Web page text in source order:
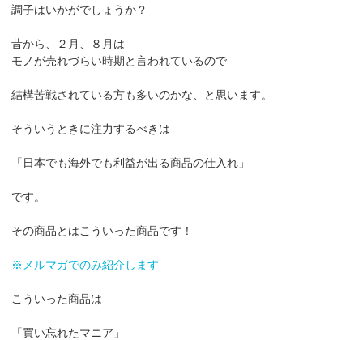
調子はいかがでしょうか？
昔から、２月、８月は
モノが売れづらい時期と言われているので
結構苦戦されている方も多いのかな、と思います。
そういうときに注力するべきは
「日本でも海外でも利益が出る商品の仕入れ」
です。
その商品とはこういった商品です！
※メルマガでのみ紹介します
こういった商品は
「買い忘れたマニア」